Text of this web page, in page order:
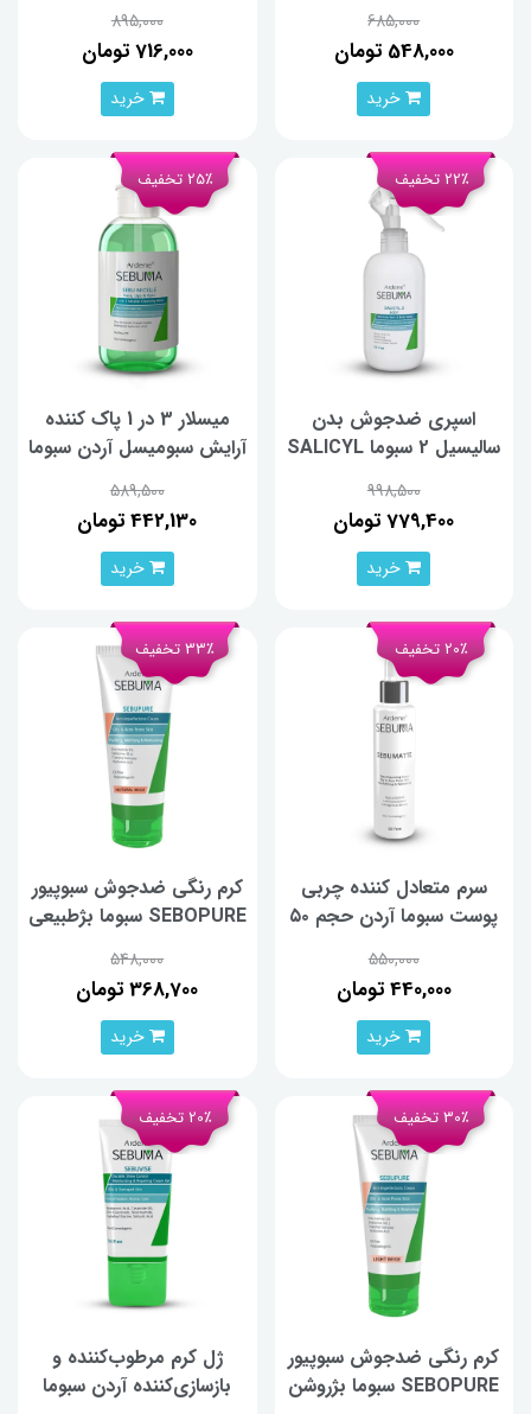
میلی‌لیتر
685,000
548,000 تومان
خرید
Azelin 40 آردن‌سبوما حجم
30 میلی‌لیتر895,000
716,000 تومان
خرید
اسپری ضدجوش بدن
سالیسیل 2 سبوما SALICYL
998,500
779,400 تومان
22٪ تخفیف
خرید
میسلار 3 در 1 پاک کننده
آرایش سبومیسل آردن سبوما
589,500
442,130 تومان
25٪ تخفیف
خرید
سرم متعادل کننده چربی
پوست سبوما آردن حجم ۵۰
میلی لیتر
550,000
440,000 تومان
20٪ تخفیف
خرید
کرم رنگی ضدجوش سبوپیور
SEBOPURE سبوما بژطبیعی
548,000
368,700 تومان
33٪ تخفیف
خرید
کرم رنگی ضدجوش سبوپیور
SEBOPURE سبوما بژروشن
30٪ تخفیف
ژل کرم مرطوب‌کننده و
بازسازی‌کننده آردن سبوما
20٪ تخفیف